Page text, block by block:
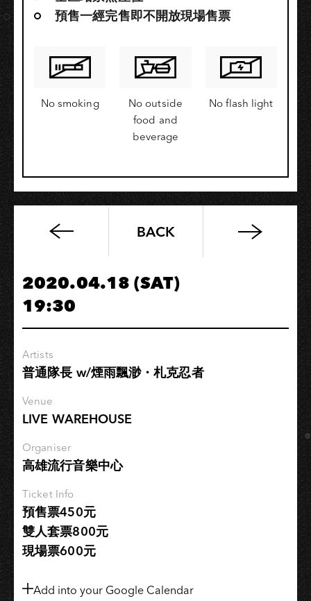
預售一經完售即不開放現場售票
No smoking
No outside
food and
beverage
No flash light
「Plant」
Taiwan
tour−高
雄
場
BACK
2020.04.18 (SAT)
19:30
Artists
普通隊長 w/煙雨飄渺・札克忍者
Venue
LIVE WAREHOUSE
Organiser
高雄流行音樂中心
Ticket Info
預售票450元
雙人套票800元
現場票600元
Add into your Google Calendar